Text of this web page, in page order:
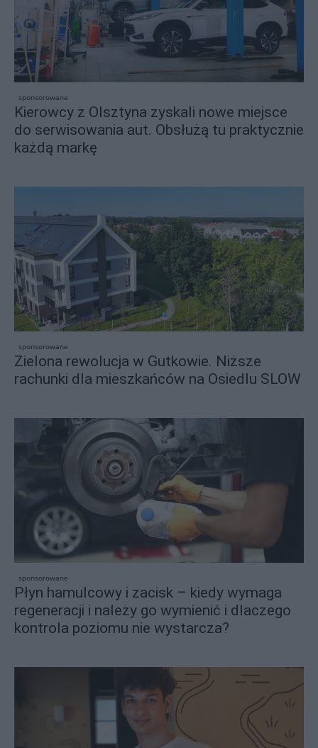
sponsorowane
Kierowcy z Olsztyna zyskali nowe miejsce
do serwisowania aut. Obsłużą tu praktycznie
każdą markę
sponsorowane
Zielona rewolucja w Gutkowie. Niższe
rachunki dla mieszkańców na Osiedlu SLOW
sponsorowane
Płyn hamulcowy i zacisk – kiedy wymaga
regeneracji i należy go wymienić i dlaczego
kontrola poziomu nie wystarcza?